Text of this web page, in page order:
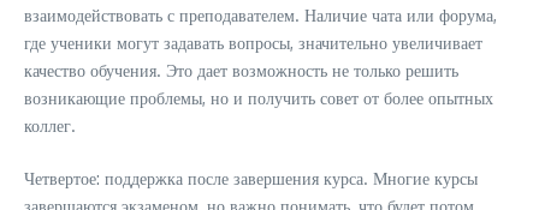
взаимодействовать с преподавателем. Наличие чата или форума,
где ученики могут задавать вопросы, значительно увеличивает
качество обучения. Это дает возможность не только решить
возникающие проблемы, но и получить совет от более опытных
коллег.
Четвертое: поддержка после завершения курса. Многие курсы
завершаются экзаменом, но важно понимать, что будет потом.